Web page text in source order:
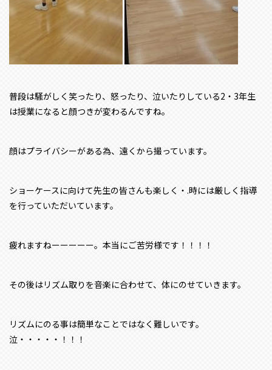
普段は騒がしく笑ったり、怒ったり、泣いたりしている2・3年生
は授業になると顔つきが変わるんですね。
顔はプライバシーがある為、遠くから撮っています。
ショーケースに向けて先生の皆さんも楽しく・.時には厳しく指導
を行っていただいています。
疲れますねーーーーー。本当にご苦労様です！！！！
その後はリズム取りを音楽に合わせて、体にのせていきます。
リズムにのる事は簡単なことではなく難しいです。
泣・・・・・！！！